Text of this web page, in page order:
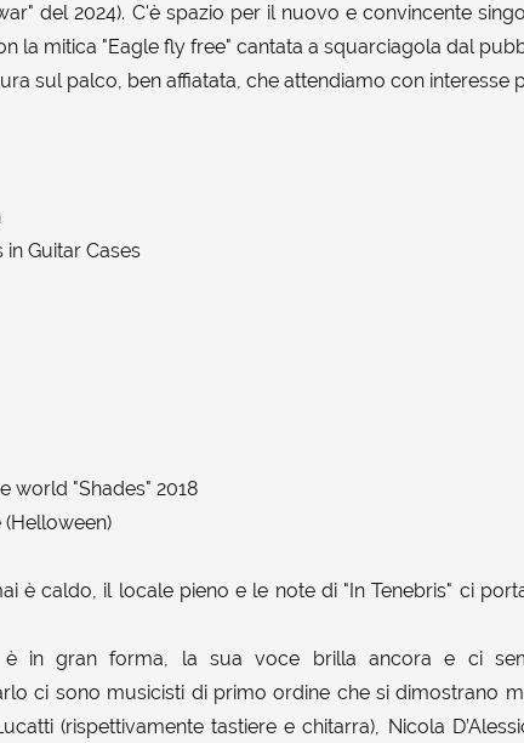
del 2024). C'è spazio per il nuovo e convincente
la mitica "Eagle fly free" cantata a squarciagola dal
sul palco, ben affiatata, che attendiamo con interesse
in Guitar Cases
world "Shades" 2018
è caldo, il locale pieno e le note di "In Tenebris" ci
in gran forma, la sua voce brilla ancora e ci
ci sono musicisti di primo ordine che si dimostrano
(rispettivamente tastiere e chitarra), Nicola